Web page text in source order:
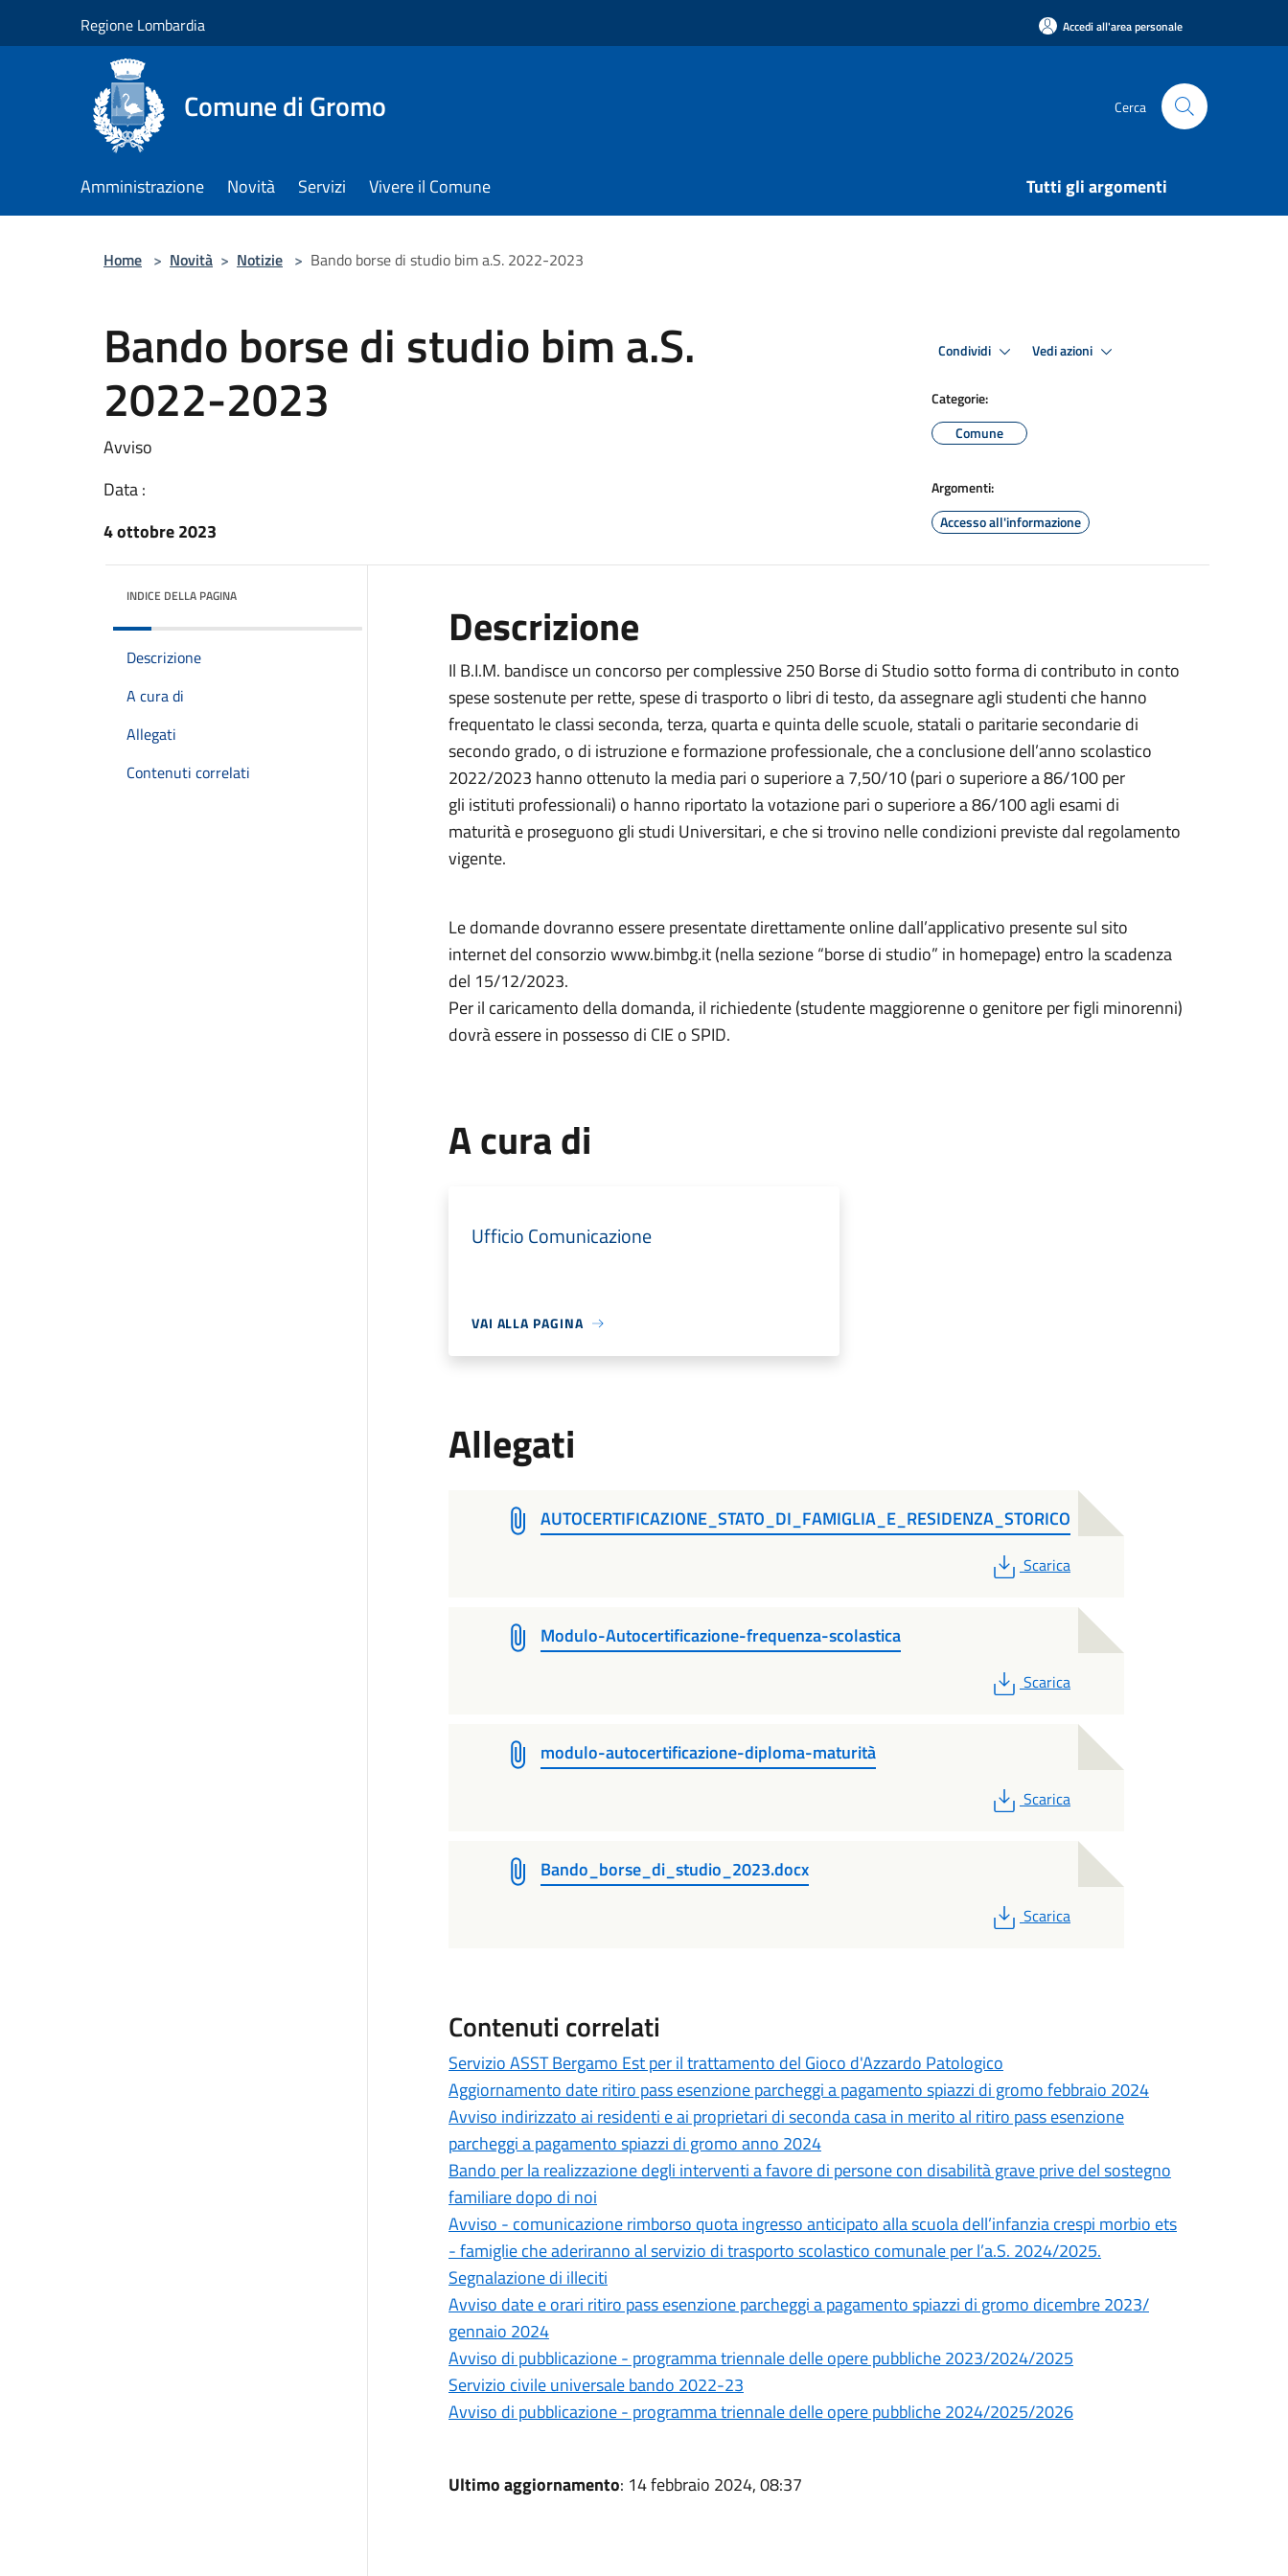
Regione Lombardia Accedi all'area personale
Comune di Gromo Cerca
Amministrazione Novità Servizi Vivere il Comune Tutti gli argomenti
Home > Novità > Notizie > Bando borse di studio bim a.S. 2022-2023
Bando borse di studio bim a.S.
2022-2023
Avviso
Data :
4 ottobre 2023
Condividi Vedi azioni
Categorie:
Comune
Argomenti:
Accesso all'informazione
INDICE DELLA PAGINA
Descrizione
A cura di
Allegati
Contenuti correlati
Descrizione
Il B.I.M. bandisce un concorso per complessive 250 Borse di Studio sotto forma di contributo in conto
spese sostenute per rette, spese di trasporto o libri di testo, da assegnare agli studenti che hanno
frequentato le classi seconda, terza, quarta e quinta delle scuole, statali o paritarie secondarie di
secondo grado, o di istruzione e formazione professionale, che a conclusione dell’anno scolastico
2022/2023 hanno ottenuto la media pari o superiore a 7,50/10 (pari o superiore a 86/100 per
gli istituti professionali) o hanno riportato la votazione pari o superiore a 86/100 agli esami di
maturità e proseguono gli studi Universitari, e che si trovino nelle condizioni previste dal regolamento
vigente.
Le domande dovranno essere presentate direttamente online dall’applicativo presente sul sito
internet del consorzio www.bimbg.it (nella sezione “borse di studio” in homepage) entro la scadenza
del 15/12/2023.
Per il caricamento della domanda, il richiedente (studente maggiorenne o genitore per figli minorenni)
dovrà essere in possesso di CIE o SPID.
A cura di
Ufficio Comunicazione
VAI ALLA PAGINA
Allegati
AUTOCERTIFICAZIONE_STATO_DI_FAMIGLIA_E_RESIDENZA_STORICO
PDF
Scarica
Modulo-Autocertificazione-frequenza-scolastica
PDF
Scarica
modulo-autocertificazione-diploma-maturità
PDF
Scarica
Bando_borse_di_studio_2023.docx
PDF
Scarica
Contenuti correlati
Servizio ASST Bergamo Est per il trattamento del Gioco d'Azzardo Patologico
Aggiornamento date ritiro pass esenzione parcheggi a pagamento spiazzi di gromo febbraio 2024
Avviso indirizzato ai residenti e ai proprietari di seconda casa in merito al ritiro pass esenzione
parcheggi a pagamento spiazzi di gromo anno 2024
Bando per la realizzazione degli interventi a favore di persone con disabilità grave prive del sostegno
familiare dopo di noi
Avviso - comunicazione rimborso quota ingresso anticipato alla scuola dell’infanzia crespi morbio ets
- famiglie che aderiranno al servizio di trasporto scolastico comunale per l’a.S. 2024/2025.
Segnalazione di illeciti
Avviso date e orari ritiro pass esenzione parcheggi a pagamento spiazzi di gromo dicembre 2023/
gennaio 2024
Avviso di pubblicazione - programma triennale delle opere pubbliche 2023/2024/2025
Servizio civile universale bando 2022-23
Avviso di pubblicazione - programma triennale delle opere pubbliche 2024/2025/2026
Ultimo aggiornamento: 14 febbraio 2024, 08:37